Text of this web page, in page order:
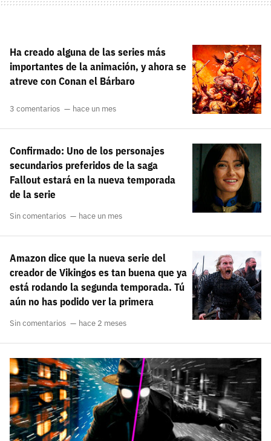
Ha creado alguna de las series más
importantes de la animación, y ahora se
atreve con Conan el Bárbaro
3 comentarios hace un mes
Confirmado: Uno de los personajes
secundarios preferidos de la saga
Fallout estará en la nueva temporada
de la serie
Sin comentarios hace un mes
Amazon dice que la nueva serie del
creador de Vikingos es tan buena que ya
está rodando la segunda temporada. Tú
aún no has podido ver la primera
Sin comentarios hace 2 meses